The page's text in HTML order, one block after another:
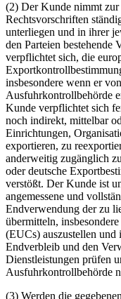
(2) Der Kunde nimmt zur
Rechtsvorschriften
unterliegen und in ihrer
den Parteien bestehende
verpflichtet sich, die
insbesondere wenn er
Ausfuhrkontrollbehörde
Kunde verpflichtet sich
noch indirekt, mittelbar
Einrichtungen,
exportieren, zu
anderweitig zugänglich
oder deutsche
verstößt. Der Kunde ist
angemessene und
Endverwendung der zu
übermitteln,
(EUCs) auszustellen und
Endverbleib und den
Dienstleistungen prüfen
Ausfuhrkontrollbehörde
(3) Werden die